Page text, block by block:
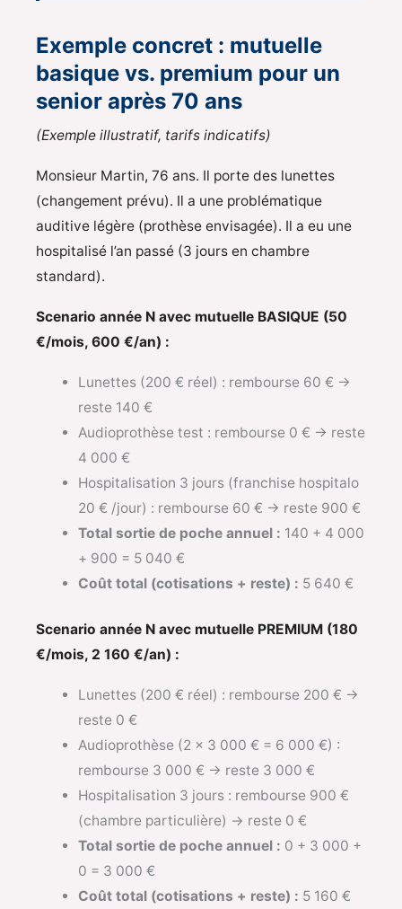
Exemple concret : mutuelle
basique vs. premium pour un
senior après 70 ans
(Exemple illustratif, tarifs indicatifs)
Monsieur Martin, 76 ans. Il porte des lunettes
(changement prévu). Il a une problématique
auditive légère (prothèse envisagée). Il a eu une
hospitalisé l’an passé (3 jours en chambre
standard).
Scenario année N avec mutuelle BASIQUE (50
€/mois, 600 €/an) :
Lunettes (200 € réel) : rembourse 60 € →
reste 140 €
Audioprothèse test : rembourse 0 € → reste
4 000 €
Hospitalisation 3 jours (franchise hospitalo
20 € /jour) : rembourse 60 € → reste 900 €
Total sortie de poche annuel : 140 + 4 000
+ 900 = 5 040 €
Coût total (cotisations + reste) : 5 640 €
Scenario année N avec mutuelle PREMIUM (180
€/mois, 2 160 €/an) :
Lunettes (200 € réel) : rembourse 200 € →
reste 0 €
Audioprothèse (2 x 3 000 € = 6 000 €) :
rembourse 3 000 € → reste 3 000 €
Hospitalisation 3 jours : rembourse 900 €
(chambre particulière) → reste 0 €
Total sortie de poche annuel : 0 + 3 000 +
0 = 3 000 €
Coût total (cotisations + reste) : 5 160 €